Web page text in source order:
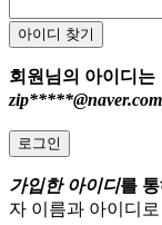
아이디 찾기
회원님의 아이디는
zip*****@naver.com
로그인
가입한 아이디를
자 이름과 아이디